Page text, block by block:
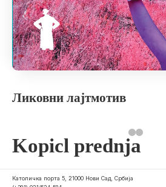
Ликовни лајтмотив
Kopicl prednja
Католичка порта 5, 21000 Нови Сад, Србија